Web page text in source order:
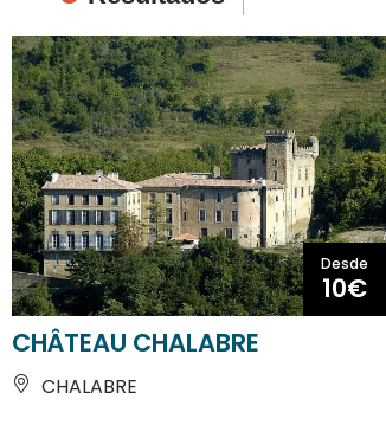
Desde
10€
CHÂTEAU CHALABRE
CHALABRE